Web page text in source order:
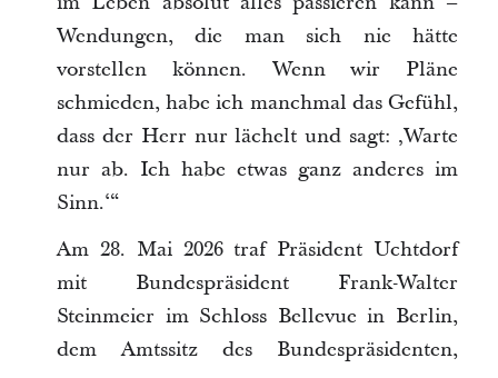
Wendungen, die man sich nie hätte
vorstellen können. Wenn wir Pläne
schmieden, habe ich manchmal das Gefühl,
dass der Herr nur lächelt und sagt: ‚Warte
nur ab. Ich habe etwas ganz anderes im
Sinn.‘“
Am 28. Mai 2026 traf Präsident Uchtdorf
mit Bundespräsident Frank-Walter
Steinmeier im Schloss Bellevue in Berlin,
dem Amtssitz des Bundespräsidenten,